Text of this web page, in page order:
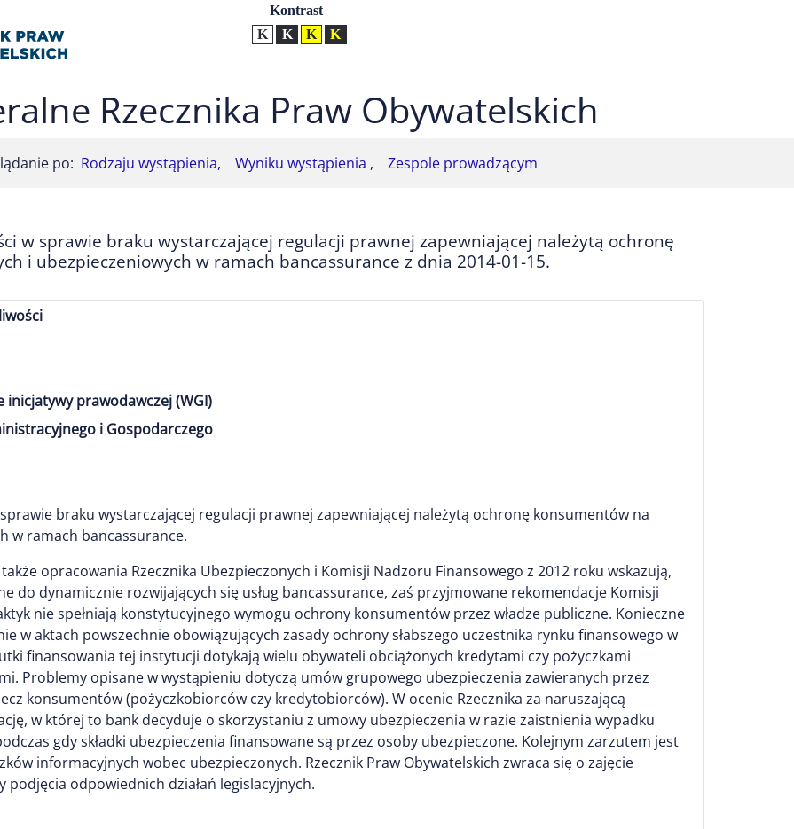
UstawieniaKontrast
Kontrast normalny
Kontrast biały tekst na czarnym
Kontrast czarny tekst na żółtym
Rzecznika Praw Obywatelskich
po: Rodzaju wystąpienia, Wyniku wystąpienia , Zespole prowadzącym
w sprawie braku wystarczającej regulacji prawnej zapewniającej należytą ochronę
i ubezpieczeniowych w ramach bancassurance z dnia 2014-01-15.
inicjatywy prawodawczej (WGI)
i Gospodarczego
braku wystarczającej regulacji prawnej zapewniającej należytą ochronę konsumentów na
w ramach bancassurance.
opracowania Rzecznika Ubezpieczonych i Komisji Nadzoru Finansowego z 2012 roku wskazują,
do dynamicznie rozwijających się usług bancassurance, zaś przyjmowane rekomendacje Komisji
nie spełniają konstytucyjnego wymogu ochrony konsumentów przez władze publiczne. Konieczne
w aktach powszechnie obowiązujących zasady ochrony słabszego uczestnika rynku finansowego w
finansowania tej instytucji dotykają wielu obywateli obciążonych kredytami czy pożyczkami
Problemy opisane w wystąpieniu dotyczą umów grupowego ubezpieczenia zawieranych przez
konsumentów (pożyczkobiorców czy kredytobiorców). W ocenie Rzecznika za naruszającą
w której to bank decyduje o skorzystaniu z umowy ubezpieczenia w razie zaistnienia wypadku
gdy składki ubezpieczenia finansowane są przez osoby ubezpieczone. Kolejnym zarzutem jest
informacyjnych wobec ubezpieczonych. Rzecznik Praw Obywatelskich zwraca się o zajęcie
odpowiednich działań legislacyjnych.